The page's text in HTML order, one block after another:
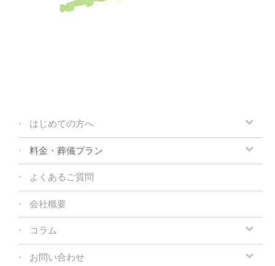
はじめての方へ
料金・葬儀プラン
よくあるご質問
会社概要
コラム
お問い合わせ